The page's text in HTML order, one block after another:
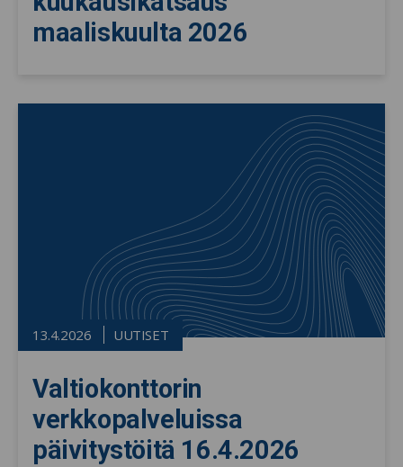
maaliskuulta 2026
13.4.2026 UUTISET
Valtiokonttorin
verkkopalveluissa
päivitystöitä 16.4.2026